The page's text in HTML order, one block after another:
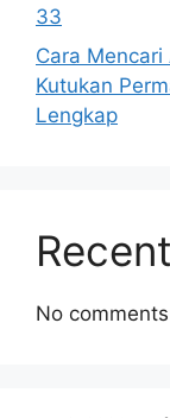
33
Cara
Kutukan
Lengkap
No